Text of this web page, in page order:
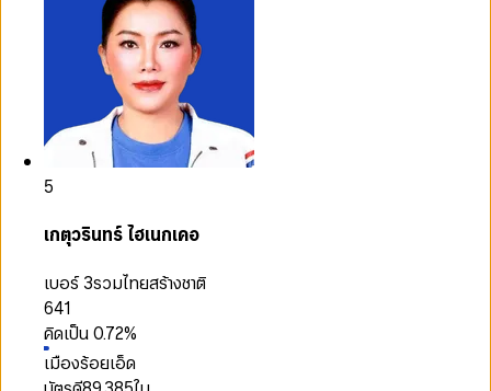
5
เกตุวรินทร์ ไฮเนกเคอ
เบอร์ 3รวมไทยสร้างชาติ
641
คิดเป็น0.72%
เมืองร้อยเอ็ด